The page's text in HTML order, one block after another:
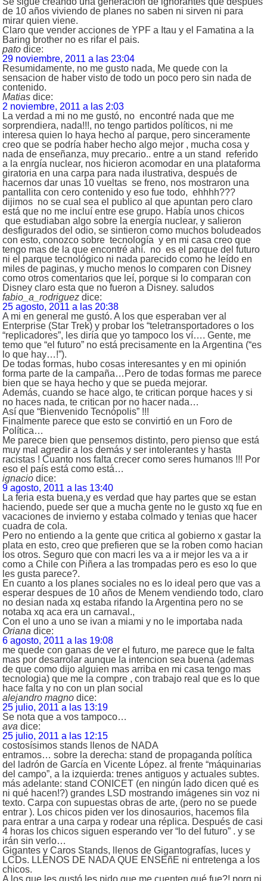
de 10 años viviendo de planes no saben ni sirven ni para
mirar quien viene.
Claro que vender acciones de YPF a Itau y el Famatina a la
Baring brother no es rifar el pais.
pato dice:
29 noviembre, 2011 a las 23:04
Resumidamente, no me gusto nada, Me quede con la
sensacion de haber visto de todo un poco pero sin nada de
contenido.
Matias dice:
2 noviembre, 2011 a las 2:03
La verdad a mi no me gustó, no encontré nada que me
sorprendiera, nada!!!, no tengo partidos políticos, ni me
interesa quien lo haya hecho al parque, pero sinceramente
creo que se podría haber hecho algo mejor , mucha cosa y
nada de enseñanza, muy precario.. entre a un stand referido
a la enrgía nuclear, nos hicieron acomodar en una plataforma
giratoria en una carpa para nada ilustrativa, después de
hacernos dar unas 10 vueltas se freno, nos mostraron una
pantallita con cero contenido y eso fue todo, ehhhh???
dijimos no se cual sea el publico al que apuntan pero claro
está que no me incluí entre ese grupo. Había unos chicos
que estudiaban algo sobre la energía nuclear, y salieron
desfigurados del odio, se sintieron como muchos boludeados
con esto, conozco sobre tecnología y en mi casa creo que
tengo mas de la que encontré ahí. no es el parque del futuro
ni el parque tecnológico ni nada parecido como he leído en
miles de paginas, y mucho menos lo comparen con Disney
como otros comentarios que leí, porque si lo comparan con
Disney claro esta que no fueron a Disney. saludos
fabio_a_rodriguez dice:
25 agosto, 2011 a las 20:38
A mi en general me gustó. A los que esperaban ver al
Enterprise (Star Trek) y probar los “teletransportadores o los
“replicadores”, les diría que yo tampoco los ví…. Gente, me
temo que “el futuro” no está precisamente en la Argentina (“es
lo que hay…!”).
De todas formas, hubo cosas interesantes y en mi opinión
forma parte de la campaña…Pero de todas formas me parece
bien que se haya hecho y que se pueda mejorar.
Además, cuando se hace algo, te critican porque haces y si
no haces nada, te critican por no hacer nada…
Así que “Bienvenido Tecnópolis” !!!
Finalmente parece que esto se convirtió en un Foro de
Política…
Me parece bien que pensemos distinto, pero pienso que está
muy mal agredir a los demás y ser intolerantes y hasta
racistas ! Cuanto nos falta crecer como seres humanos !!! Por
eso el país está como está…
ignacio dice:
9 agosto, 2011 a las 13:40
La feria esta buena,y es verdad que hay partes que se estan
haciendo, puede ser que a mucha gente no le gusto xq fue en
vacaciones de invierno y estaba colmado y tenias que hacer
cuadra de cola.
Pero no entiendo a la gente que critica al gobierno x gastar la
plata en esto, creo que prefieren que se la roben como hacian
los otros. Seguro que con macri les va a ir mejor les va a ir
como a Chile con Piñera a las trompadas pero es eso lo que
les gusta parece?.
En cuanto a los planes sociales no es lo ideal pero que vas a
esperar despues de 10 años de Menem vendiendo todo, claro
no desian nada xq estaba rifando la Argentina pero no se
notaba xq aca era un carnaval.,
Con el uno a uno se ivan a miami y no le importaba nada
Oriana dice:
6 agosto, 2011 a las 19:08
me quede con ganas de ver el futuro, me parece que le falta
mas por desarrolar aunque la intencion sea buena (ademas
de que como dijo alguien mas arriba en mi casa tengo mas
tecnologia) que me la compre , con trabajo real que es lo que
hace falta y no con un plan social
alejandro magno dice:
25 julio, 2011 a las 13:19
Se nota que a vos tampoco…
ava dice:
25 julio, 2011 a las 12:15
costosísimos stands llenos de NADA
entramos… sobre la derecha: stand de propaganda política
del ladrón de García en Vicente López. al frente “máquinarias
del campo”, a la izquierda: trenes antiguos y actuales subtes.
más adelante: stand CONICET (en ningún lado dicen qué es
ni qué hacen!?) grandes LSD mostrando imágenes sin voz ni
texto. Carpa con supuestas obras de arte, (pero no se puede
entrar ). Los chicos piden ver los dinosaurios, hacemos fila
para entrar a una carpa y rodear una réplica. Después de casi
4 horas los chicos siguen esperando ver “lo del futuro” . y se
irán sin verlo…
Gigantes y Caros Stands, llenos de Gigantografías, luces y
LCDs. LLENOS DE NADA QUE ENSEñE ni entretenga a los
chicos.
A los que les gustó les pido que me cuenten qué fue?! porq ni